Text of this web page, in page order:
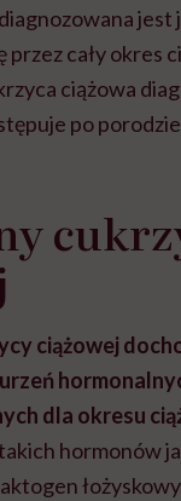
jest
przez cały okres
ciążowa
po
ciążowej
dla okresu
hormonów